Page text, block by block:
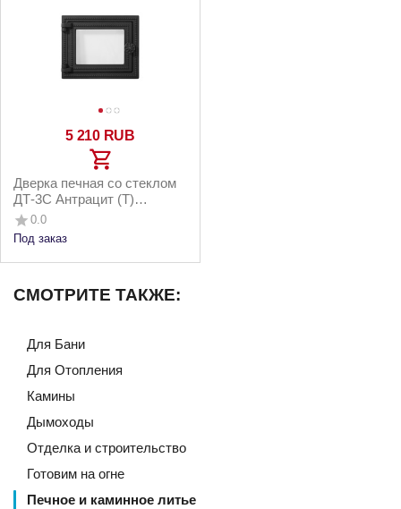
5 210 RUB
Дверка печная со стеклом
ДТ-3С Антрацит (Т)
210х250 мм
0.0
Под заказ
СМОТРИТЕ ТАКЖЕ:
Для Бани
Для Отопления
Камины
Дымоходы
Отделка и строительство
Готовим на огне
Печное и каминное литье